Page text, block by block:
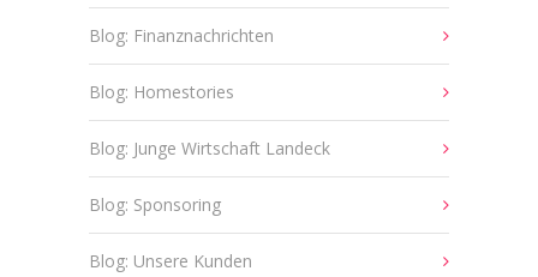
Blog: Finanznachrichten
Blog: Homestories
Blog: Junge Wirtschaft Landeck
Blog: Sponsoring
Blog: Unsere Kunden